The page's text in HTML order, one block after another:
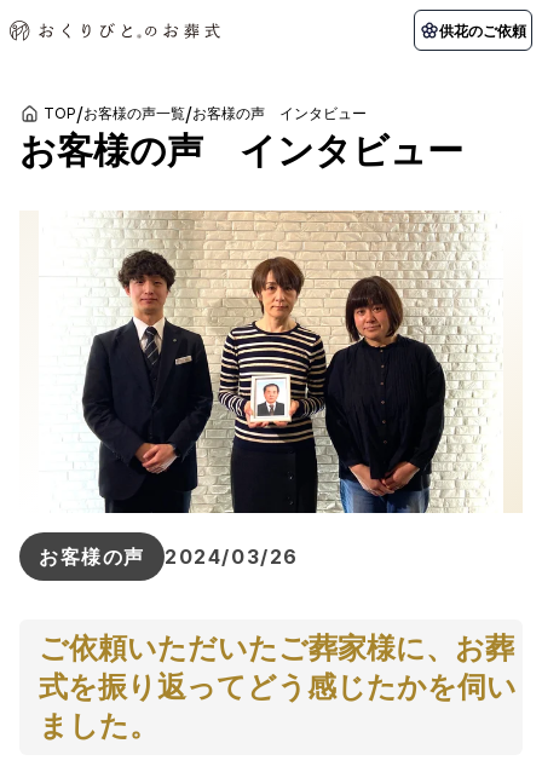
供花のご依頼
初めての方へ
会員制度
アフターサポート
スタッフ一覧 採用情報
会社概要 店舗用地募集
関東エリア
埼玉県
神奈川県
北海道エリア
函館市
お客様の声
葬儀の知識
TOP/お客様の声一覧/お客様の声 インタビュー
お客様の声 インタビュー
お客様の声 2024/03/26
ご依頼いただいたご葬家様に、お葬
式を振り返ってどう感じたかを伺い
ました。